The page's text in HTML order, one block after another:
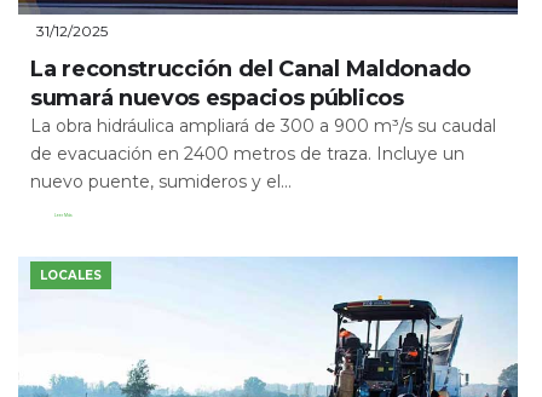
31/12/2025
La reconstrucción del Canal Maldonado
sumará nuevos espacios públicos
La obra hidráulica ampliará de 300 a 900 m³/s su caudal
de evacuación en 2400 metros de traza. Incluye un
nuevo puente, sumideros y el...
Leer Más
LOCALES